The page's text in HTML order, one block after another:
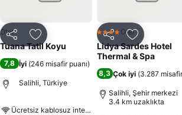
Paylaş Favorilerime ekle
Otel
Tuana Tatil Koyu
7,8 İyi (246 misafir puanı)
Salihli, Türkiye
Ücretsiz kablosuz internet
Paylaş
4 Yıldız Otel
Lidya Sardes Hotel
Thermal & Spa
8,3 Çok iyi (3.287 misafir
Salihli, Şehir merkezi
3.4 km uzaklıkta